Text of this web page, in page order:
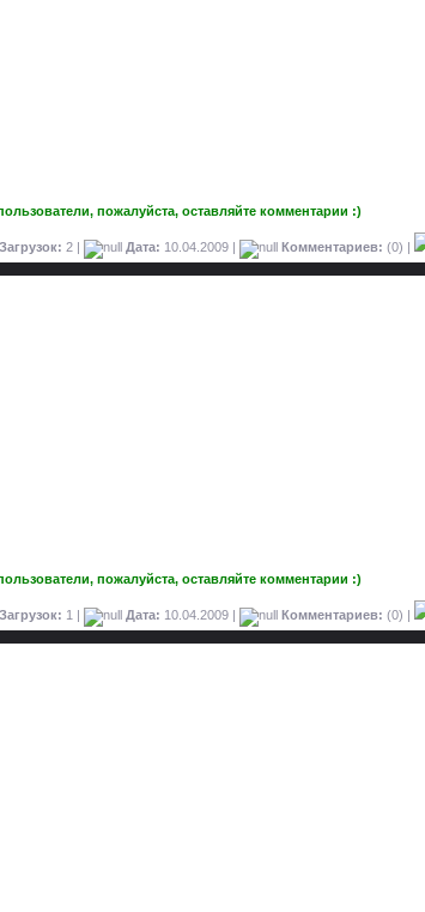
пожалуйста, оставляйте комментарии :)
Загрузок: 2 | Дата: 10.04.2009 | Комментариев: (0) |
пожалуйста, оставляйте комментарии :)
Загрузок: 1 | Дата: 10.04.2009 | Комментариев: (0) |